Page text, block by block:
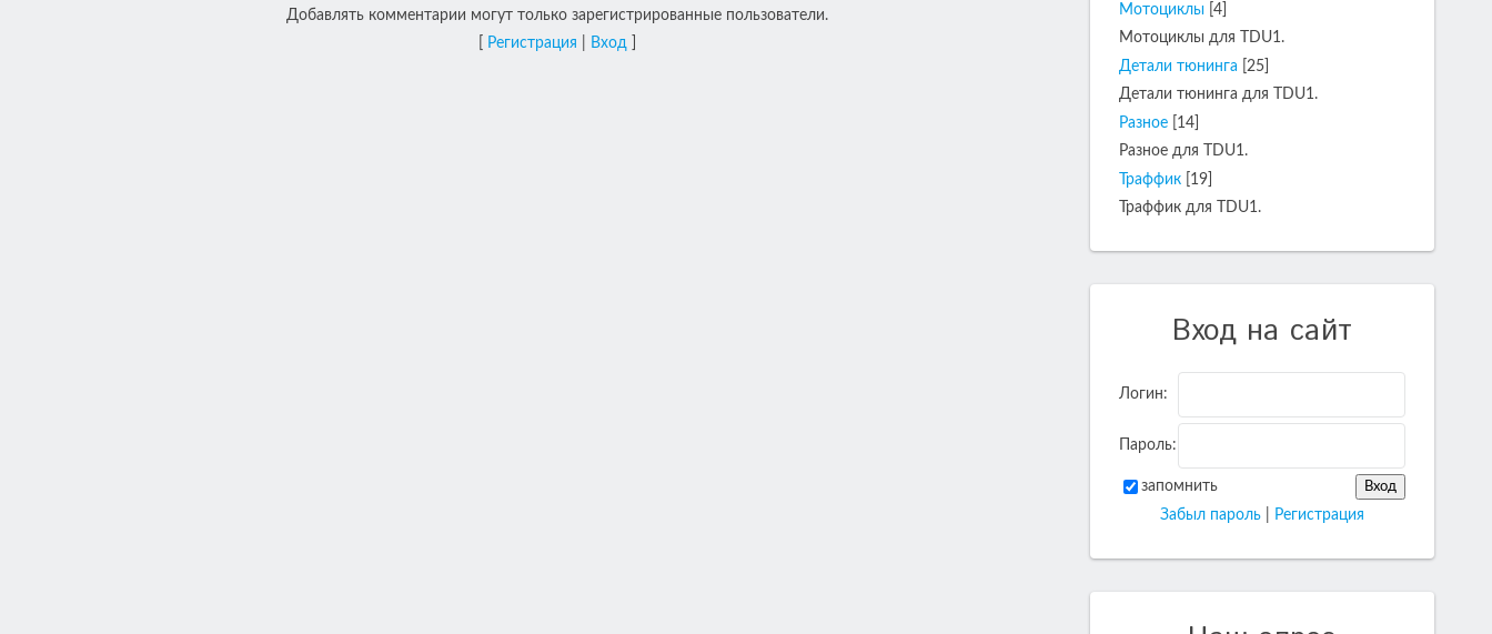
Добавлять комментарии могут только зарегистрированные пользователи.
Регистрация Вход
Мотоциклы [4]
Мотоциклы для TDU1.
Детали тюнинга
[25]
Детали тюнинга для TDU1.
Разное
[14]
Разное для TDU1.
Траффик
[19]
Траффик для TDU1.
Вход на сайт
Логин:
Пароль:
запомнить
Забыл пароль
Регистрация